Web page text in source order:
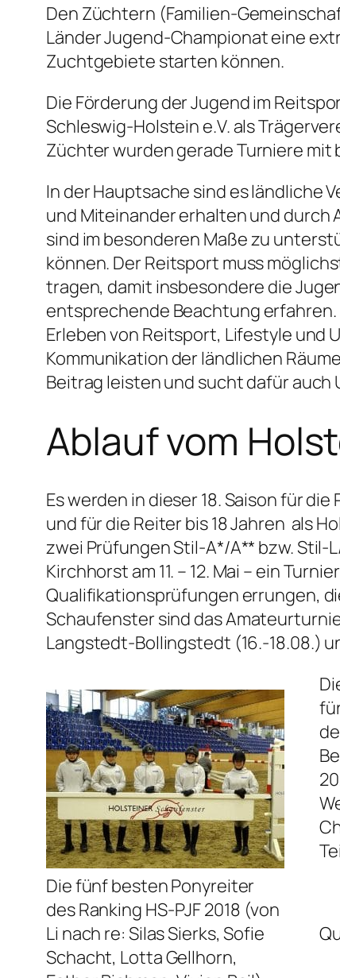
Den Züchtern (Familien-
Länder Jugend-Championat eine
Zuchtgebiete starten können.
Die Förderung der Jugend im
Schleswig-Holstein e.V. als
Züchter wurden gerade Turniere
In der Hauptsache sind es ländliche
und Miteinander erhalten und durch
sind im besonderen Maße zu
können. Der Reitsport muss
tragen, damit insbesondere die
entsprechende Beachtung erfahren.
Erleben von Reitsport, Lifestyle und
Kommunikation der ländlichen
Beitrag leisten und sucht dafür auch
Ablauf vom
Es werden in dieser 18. Saison für
und für die Reiter bis 18 Jahren als
zwei Prüfungen Stil-A*/A** bzw.
Kirchhorst am 11. – 12. Mai – ein
Qualifikationsprüfungen errungen,
Schaufenster sind das
Langstedt-Bollingstedt (16.-18.08.)
Die fünf besten Ponyreiter
des Ranking HS-PJF 2018 (von
Li nach re: Silas Sierks, Sofie
Schacht, Lotta Gellhorn,